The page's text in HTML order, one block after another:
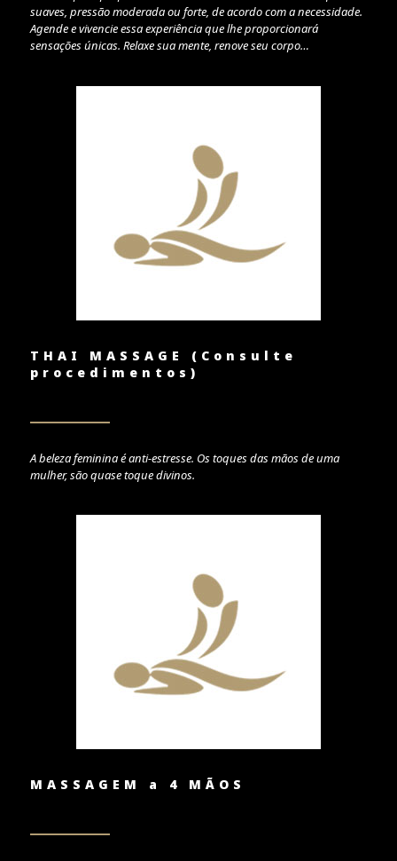
suaves, pressão moderada ou forte, de acordo com a necessidade.
Agende e vivencie essa experiência que lhe proporcionará
sensações únicas. Relaxe sua mente, renove seu corpo…
THAI MASSAGE (Consulte
procedimentos)
A beleza feminina é anti-estresse. Os toques das mãos de uma
mulher, são quase toque divinos.
MASSAGEM a 4 MÃOS